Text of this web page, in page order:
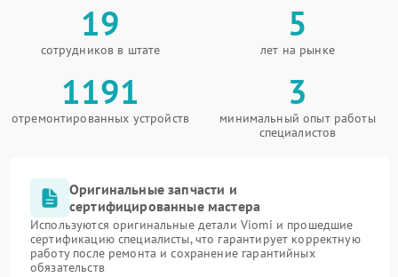
19
сотрудников в штате
5
лет на рынке
1191
отремонтированных устройств
3
минимальный опыт работы
специалистов
Оригинальные запчасти и
сертифицированные мастера
Используются оригинальные детали Viomi и прошедшие
сертификацию специалисты, что гарантирует корректную
работу после ремонта и сохранение гарантийных
обязательств